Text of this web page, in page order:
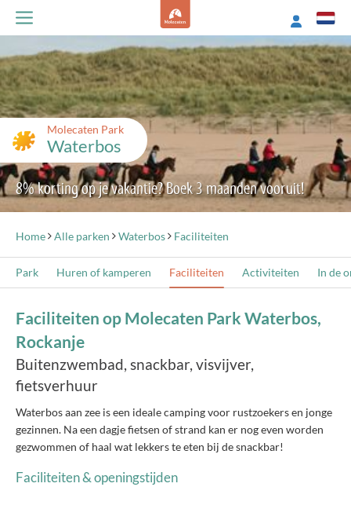
Molecaten Park
Waterbos
8% korting op je vakantie? Boek 3 maanden vooruit!
Home Alle parken Waterbos Faciliteiten
Park Huren of kamperen Faciliteiten Activiteiten In de
Faciliteiten op Molecaten Park Waterbos,
Rockanje
Buitenzwembad, snackbar, visvijver,
fietsverhuur
Waterbos aan zee is een ideale camping voor rustzoekers en jonge
gezinnen. Na een dagje fietsen of strand kan er nog even worden
gezwommen of haal wat lekkers te eten bij de snackbar!
Faciliteiten & openingstijden